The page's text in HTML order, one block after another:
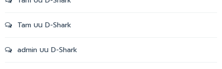
Tam บน D-Shark
admin บน D-Shark